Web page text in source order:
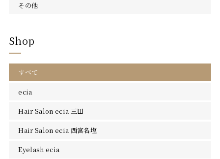
その他
Shop
すべて
ecia
Hair Salon ecia 三田
Hair Salon ecia 西宮名塩
Eyelash ecia